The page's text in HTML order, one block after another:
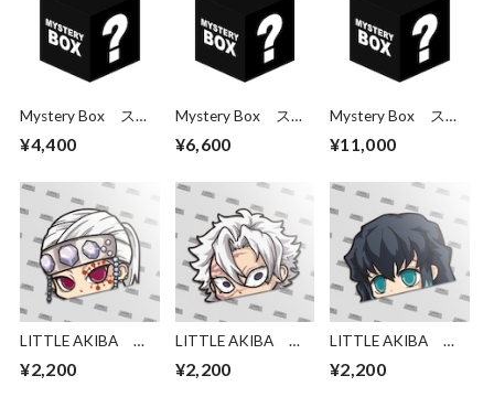
Mystery Box ステ
¥4,400
Mystery Box ステ
¥6,600
Mystery Box ステ
¥11,000
LITTLE AKIBA
¥2,200
LITTLE AKIBA
¥2,200
LITTLE AKIBA
¥2,200